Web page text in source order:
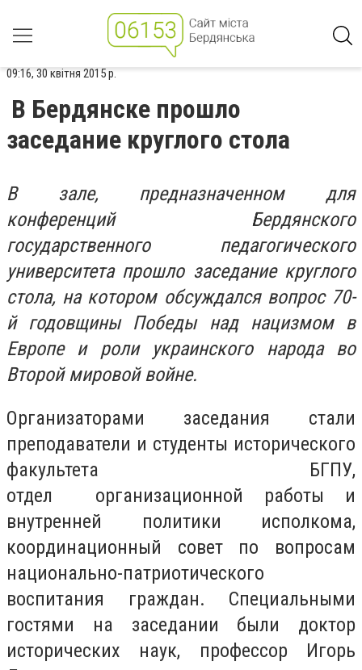
09:16, 30 квітня 2015 р.
В Бердянске прошло
заседание круглого стола
В зале, предназначенном для
конференций Бердянского
государственного педагогического
университета прошло заседание круглого
стола, на котором обсуждался вопрос 70-
й годовщины Победы над нацизмом в
Европе и роли украинского народа во
Второй мировой войне.
Организаторами заседания стали
преподаватели и студенты исторического
факультета БГПУ,
отдел организационной работы и
внутренней политики исполкома,
координационный совет по вопросам
национально-патриотического
воспитания граждан. Специальными
гостями на заседании были доктор
исторических наук, профессор Игорь